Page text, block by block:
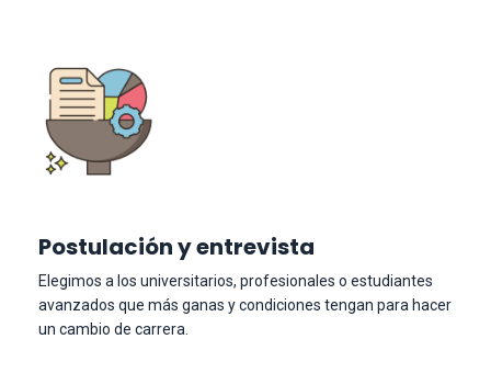
Postulación y entrevista
Elegimos a los universitarios, profesionales o estudiantes
avanzados que más ganas y condiciones tengan para hacer
un cambio de carrera.